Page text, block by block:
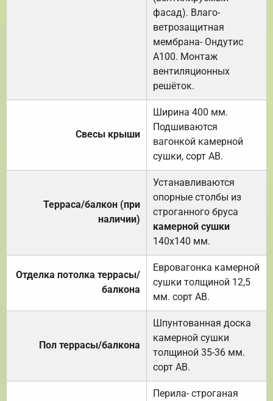
фасад). Влаго-
ветрозащитная
мембрана- Ондутис
А100. Монтаж
вентиляционных
решёток.
Свесы крыши
Ширина 400 мм.
Подшиваются
вагонкой камерной
сушки, сорт АВ.
Терраса/балкон (при
наличии)
Устанавливаются
опорные столбы из
строганного бруса
камерной сушки
140х140 мм.
Отделка потолка террасы/
балкона
Евровагонка камерной
сушки толщиной 12,5
мм. сорт АВ.
Пол террасы/балкона
Шпунтованная доска
камерной сушки
толщиной 35-36 мм.
сорт АВ.
Перила- строганая